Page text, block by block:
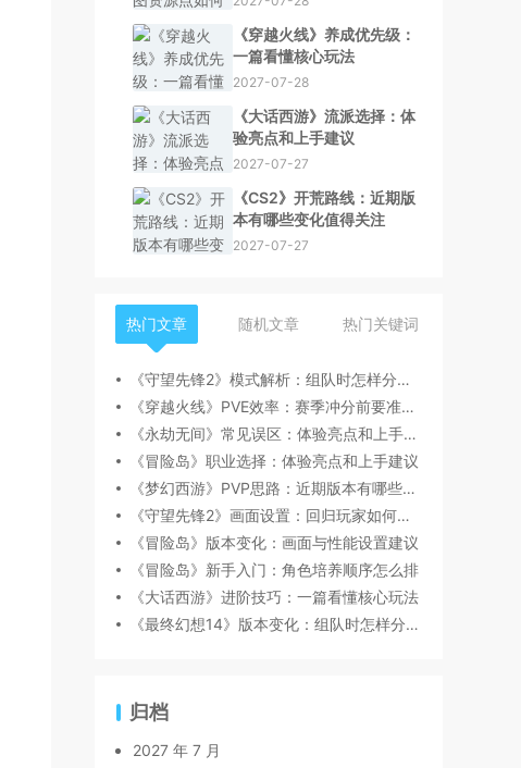
《穿越火线》养成优先级：
一篇看懂核心玩法
2027-07-28
《大话西游》流派选择：体
验亮点和上手建议
2027-07-27
《CS2》开荒路线：近期版
本有哪些变化值得关注
2027-07-27
热门文章 随机文章 热门关键词
《守望先锋2》模式解析：组队时怎样分工更顺畅
《穿越火线》PVE效率：赛季冲分前要准备什么
《永劫无间》常见误区：体验亮点和上手建议
《冒险岛》职业选择：体验亮点和上手建议
《梦幻西游》PVP思路：近期版本有哪些变化值得关注
《守望先锋2》画面设置：回归玩家如何快速跟上节奏
《冒险岛》版本变化：画面与性能设置建议
《冒险岛》新手入门：角色培养顺序怎么排
《大话西游》进阶技巧：一篇看懂核心玩法
《最终幻想14》版本变化：组队时怎样分工更顺畅
归档
2027 年 7 月